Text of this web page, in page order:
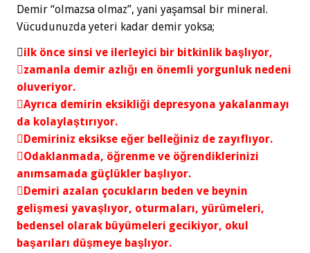
Demir “olmazsa olmaz”, yani yaşamsal bir mineral.
Vücudunuzda yeteri kadar demir yoksa;
ilk önce sinsi ve ilerleyici bir bitkinlik başlıyor,
zamanla demir azlığı en önemli yorgunluk nedeni
oluveriyor.
Ayrıca demirin eksikliği depresyona yakalanmayı
da kolaylaştırıyor.
Demiriniz eksikse eğer belleğiniz de zayıflıyor.
Odaklanmada, öğrenme ve öğrendiklerinizi
anımsamada güçlükler başlıyor.
Demiri azalan çocukların beden ve beynin
gelişmesi yavaşlıyor, oturmaları, yürümeleri,
bedensel olarak büyümeleri gecikiyor, okul
başarıları düşmeye başlıyor.